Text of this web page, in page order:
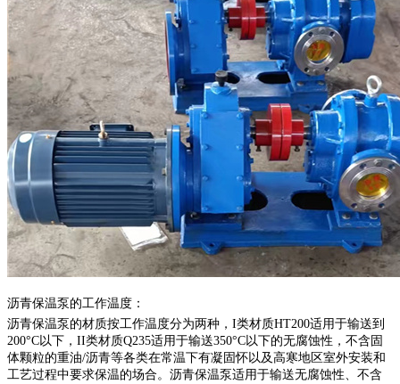
沥青保温泵的工作温度：
沥青保温泵的材质按工作温度分为两种， I类材质HT200适用于输送到
200°C以下，II类材质Q235适用于输送350°C以下的无腐蚀性，不含固
体颗粒的重油/沥青等各类在常温下有凝固怀以及高寒地区室外安装和
工艺过程中要求保温的场合。沥青保温泵适用于输送无腐蚀性、不含